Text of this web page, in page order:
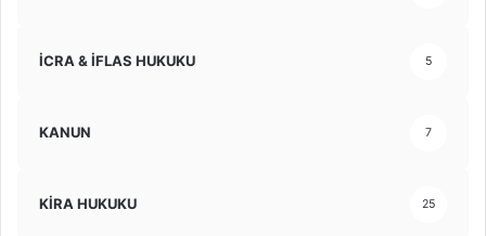
İCRA & İFLAS HUKUKU 5
KANUN 7
KİRA HUKUKU 25